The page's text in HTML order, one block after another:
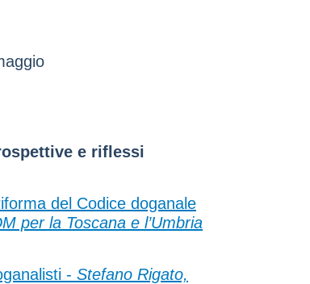
e riflessi
del Codice doganale
per la Toscana e l’Umbria
- Stefano Rigato,